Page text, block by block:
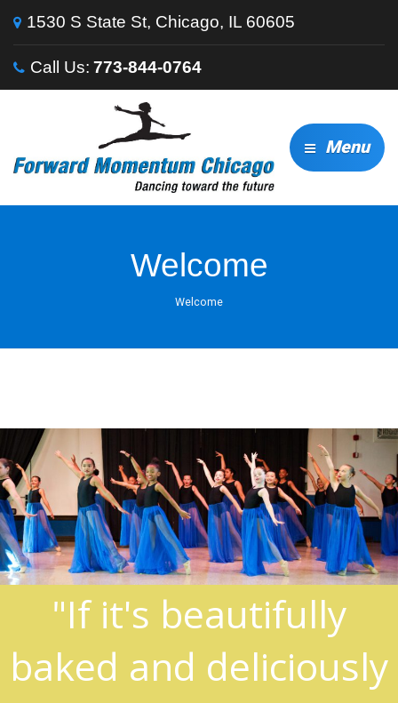
1530 S State St, Chicago, IL 60605
Call Us: 773-844-0764
Menu
Welcome
Welcome
"If it's beautifully
baked and deliciously